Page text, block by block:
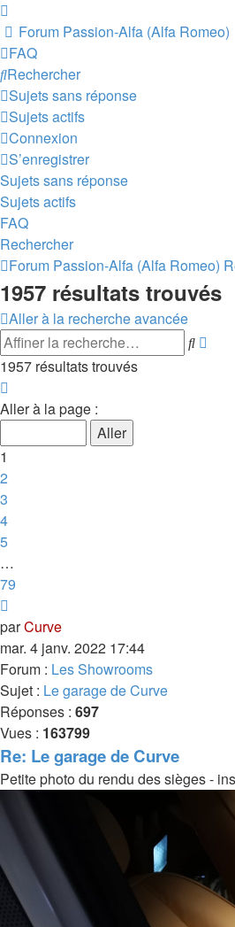
Forum Passion-Alfa (Alfa Romeo)
FAQ
Rechercher
Sujets sans réponse
Sujets actifs
Connexion
S’enregistrer
Sujets sans réponse
Sujets actifs
FAQ
Rechercher
Forum Passion-Alfa (Alfa Romeo)
1957 résultats trouvés
Aller à la recherche avancée
1957 résultats trouvés
1
79
Aller à la page :
1
2
3
4
5
…
79
parCurve
mar. 4 janv. 2022 17:44
Forum : Les Showrooms
Sujet : Le garage de Curve
Réponses : 697
Vues : 163799
Re: Le garage de Curve
Petite photo du rendu des sièges -